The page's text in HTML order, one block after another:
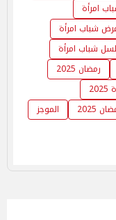
امرأة
شباب امرأة
شباب امرأة
رمضان 2025
الموجز